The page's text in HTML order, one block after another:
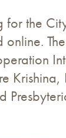
the